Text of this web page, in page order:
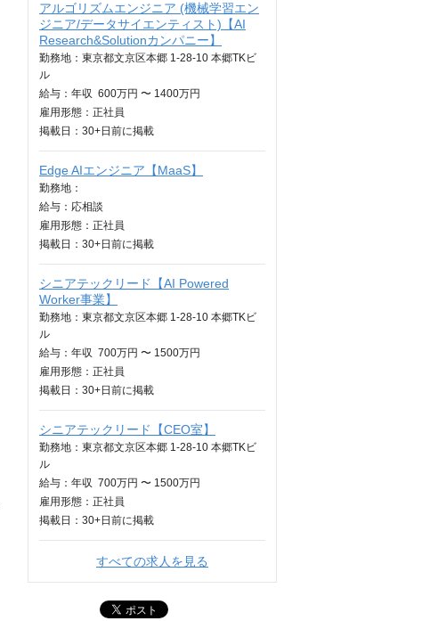
アルゴリズムエンジニア (機械学習エン
ジニア/データサイエンティスト)【AI
Research&Solutionカンパニー】
勤務地：東京都文京区本郷 1-28-10 本郷TKビ
ル
給与： 年収 600万円 〜 1400万円
雇用形態：正社員
掲載日： 30+日 前に掲載
Edge AIエンジニア【MaaS】
勤務地：
給与： 応相談
雇用形態：正社員
掲載日： 30+日 前に掲載
シニアテックリード【AI Powered
Worker事業】
勤務地：東京都文京区本郷 1-28-10 本郷TKビ
ル
給与： 年収 700万円 〜 1500万円
雇用形態：正社員
掲載日： 30+日 前に掲載
シニアテックリード【CEO室】
勤務地：東京都文京区本郷 1-28-10 本郷TKビ
ル
給与： 年収 700万円 〜 1500万円
雇用形態：正社員
掲載日： 30+日 前に掲載
すべての求人を見る